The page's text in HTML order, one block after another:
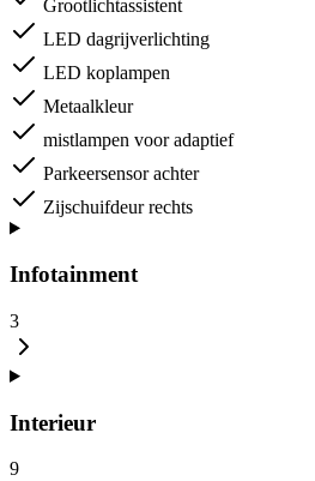
Grootlichtassistent
LED dagrijverlichting
LED koplampen
Metaalkleur
mistlampen voor adaptief
Parkeersensor achter
Zijschuifdeur rechts
Infotainment
3
Interieur
9